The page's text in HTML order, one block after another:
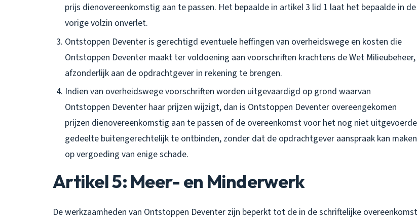
prijs dienovereenkomstig aan te passen. Het bepaalde in artikel 3 lid 1 laat het bepaalde in de
vorige volzin onverlet.
Ontstoppen Deventer is gerechtigd eventuele heffingen van overheidswege en kosten die
Ontstoppen Deventer maakt ter voldoening aan voorschriften krachtens de Wet Milieubeheer,
afzonderlijk aan de opdrachtgever in rekening te brengen.
Indien van overheidswege voorschriften worden uitgevaardigd op grond waarvan
Ontstoppen Deventer haar prijzen wijzigt, dan is Ontstoppen Deventer overeengekomen
prijzen dienovereenkomstig aan te passen of de overeenkomst voor het nog niet uitgevoerde
gedeelte buitengerechtelijk te ontbinden, zonder dat de opdrachtgever aanspraak kan maken
op vergoeding van enige schade.
Artikel 5: Meer- en Minderwerk
De werkzaamheden van Ontstoppen Deventer zijn beperkt tot de in de schriftelijke overeenkomst